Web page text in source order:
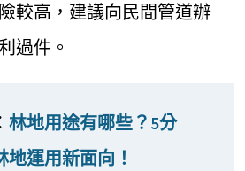
較高，建議向民間管道辦
過件。
林地用途有哪些？5分
地運用新面向！